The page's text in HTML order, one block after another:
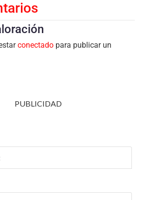
conectado para publicar un
PUBLICIDAD